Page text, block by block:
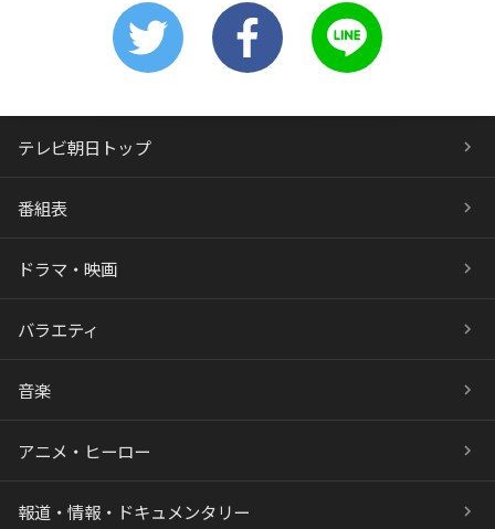
テレビ朝日トップ
番組表
ドラマ・映画
バラエティ
音楽
アニメ・ヒーロー
報道・情報・ドキュメンタリー